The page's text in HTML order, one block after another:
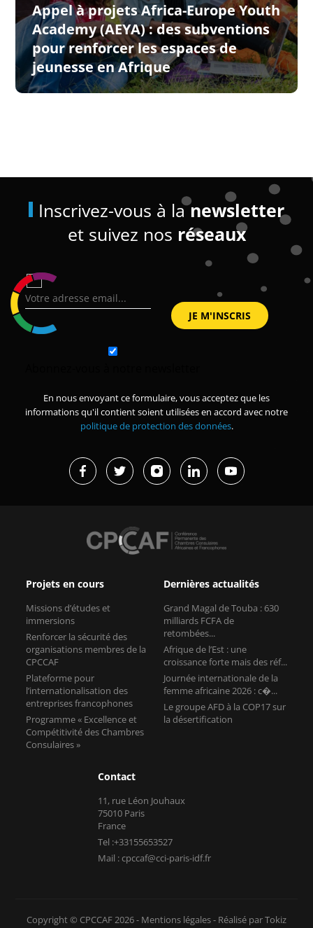
Appel à projets Africa-Europe Youth
Academy (AEYA) : des subventions
pour renforcer les espaces de
jeunesse en Afrique
Inscrivez-vous à lanewsletter
et suivez nos réseaux
En nous envoyant ce formulaire, vous acceptez que les
informations qu'il contient soient utilisées en accord avec notre
politique de protection des données.
Projets en cours
Missions d’études et
immersions
Renforcer la sécurité des
organisations membres de la
CPCCAF
Plateforme pour
l’internationalisation des
entreprises francophones
Programme « Excellence et
Compétitivité des Chambres
Consulaires »
Dernières actualités
Grand Magal de Touba : 630
milliards FCFA de
retombées...
Afrique de l’Est : une
croissance forte mais des réf...
Journée internationale de la
femme africaine 2026 : c�...
Le groupe AFD à la COP17 sur
la désertification
Contact
11, rue Léon Jouhaux
75010 Paris
France
Tel :+33155653527
Mail : cpccaf@cci-paris-idf.fr
Copyright © CPCCAF 2026 - Mentions légales- Réalisé par Tokiz